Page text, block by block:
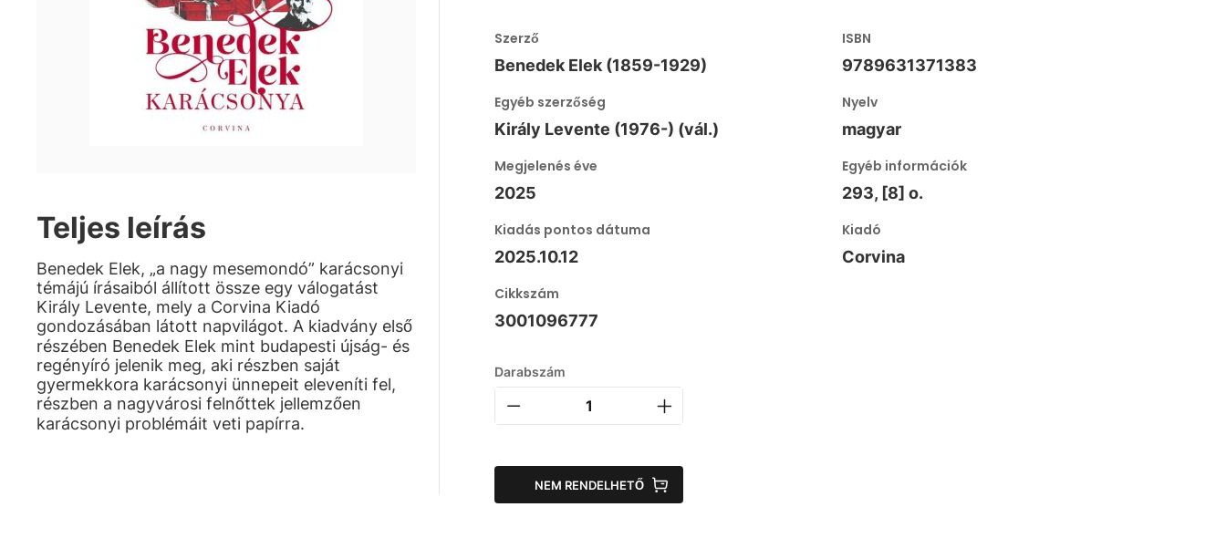
Teljes leírás
Benedek Elek, „a nagy mesemondó” karácsonyi
témájú írásaiból állított össze egy válogatást
Király Levente, mely a Corvina Kiadó
gondozásában látott napvilágot. A kiadvány első
részében Benedek Elek mint budapesti újság- és
regényíró jelenik meg, aki részben saját
gyermekkora karácsonyi ünnepeit eleveníti fel,
részben a nagyvárosi felnőttek jellemzően
karácsonyi problémáit veti papírra.
Szerző
Benedek Elek (1859-1929)
ISBN
9789631371383
Egyéb szerzőség
Király Levente (1976-) (vál.)
Nyelv
magyar
Megjelenés éve
2025
Egyéb információk
293, [8] o.
Kiadás pontos dátuma
2025.10.12
Kiadó
Corvina
Cikkszám
3001096777
Darabszám
NEM RENDELHETŐ